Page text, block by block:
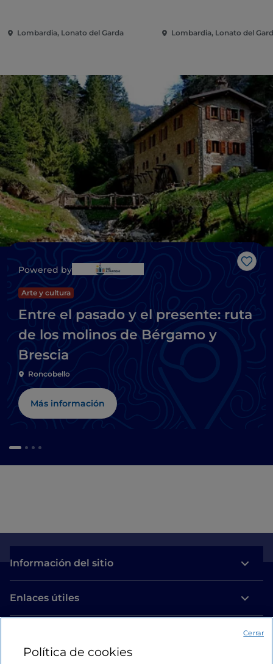
Lombardia, Lonato del Garda Lombardia, Lonato del
Me
Powered by
Arte y cultura
Entre el pasado y el presente: ruta
de los molinos de Bérgamo y
Brescia
Roncobello
Más información
Información del sitio
Enlaces útiles
Estamos en contacto
Política de cookies
Cerrar